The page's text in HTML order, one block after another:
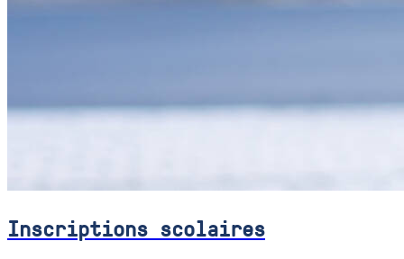
Inscriptions scolaires